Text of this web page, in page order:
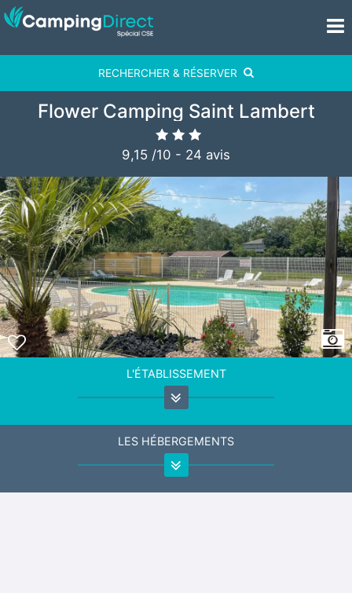
RECHERCHER & RÉSERVER
Flower Camping Saint Lambert
9,15 /10 - 24 avis
L'ÉTABLISSEMENT
LES HÉBERGEMENTS